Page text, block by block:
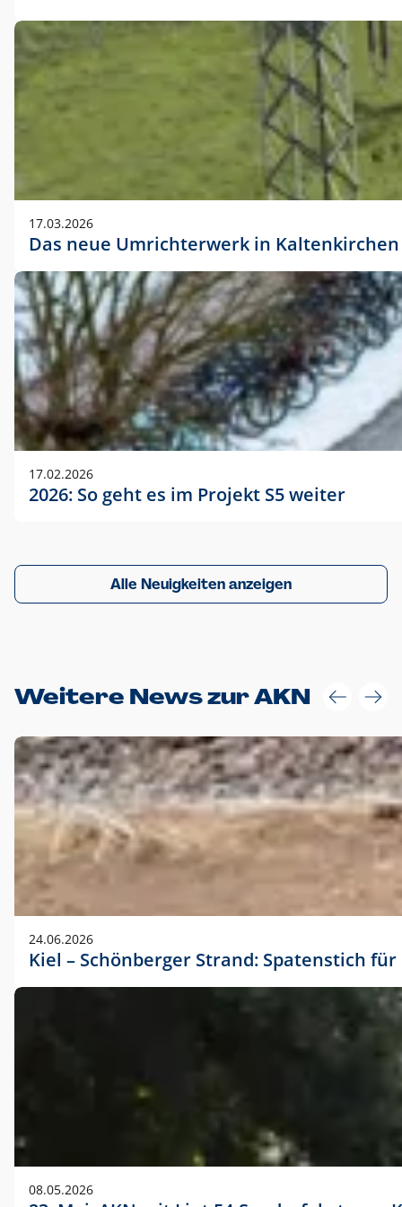
17.03.2026
Das neue Umrichterwerk in Kaltenkirchen
17.02.2026
2026: So geht es im Projekt S5 weiter
Alle Neuigkeiten anzeigen
Weitere News zur AKN
24.06.2026
Kiel – Schönberger Strand: Spatenstich
08.05.2026